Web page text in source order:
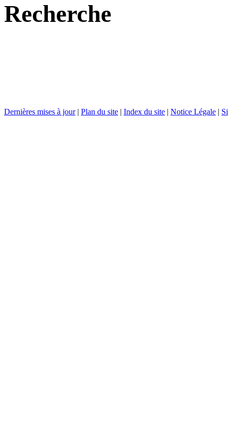
Recherche
Dernières mises à jour| Plan du site | Index du site | Notice Légale |